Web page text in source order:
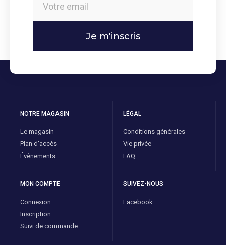
Je m'inscris
NOTRE MAGASIN
Le magasin
Plan d'accès
Évènements
LÉGAL
Conditions générales
Vie privée
FAQ
MON COMPTE
Connexion
Inscription
Suivi de commande
SUIVEZ-NOUS
Facebook